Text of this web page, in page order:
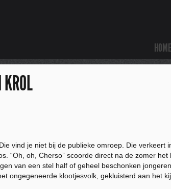
HOME
vind je niet bij de publieke omroep. Die
“Oh, oh, Cherso” scoorde direct na de zomer
van een stel half of geheel beschonken
ongegeneerde klootjesvolk, gekluisterd aan het